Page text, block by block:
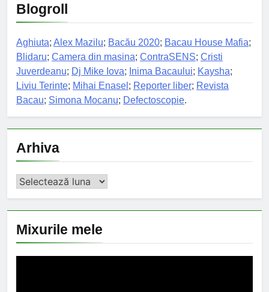
Blogroll
Aghiuta; Alex Mazilu; Bacău 2020; Bacau House Mafia;
Blidaru; Camera din masina; ContraSENS; Cristi
Juverdeanu; Dj Mike Iova; Inima Bacaului; Kaysha;
Liviu Terinte; Mihai Enasel ; Reporter liber; Revista
Bacau; Simona Mocanu; Defectoscopie.
Arhiva
Arhiva
Mixurile mele